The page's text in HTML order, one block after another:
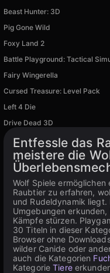
Beast Hunter: 3D
Pig Gone Wild
Foxy Land 2
Battle Playground: Tactical
Fairy Wingerella
Cursed Treasure: Level Pack
Left 4 Die
Verfügbar auf PC
Drive Dead 3D
Entfessle das
meistere die
Wolf Spiele ermöglichen
Raubtier zu erfahren,
und Rudeldynamik
Umgebungen
Kämpfe stürzen.
30 Titeln in dieser
Browser ohne
wilder Canide oder
auch die Kategorien
KategorieTiere